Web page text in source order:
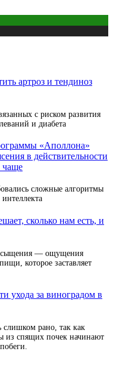
артроз и тендиноз
с риском развития
и диабета
«Аполлона»
в действительности
чаще
сложные алгоритмы
сколько нам есть, и
— ощущения
которое заставляет
ухода за виноградом в
слишком рано, так как
из спящих почек начинают